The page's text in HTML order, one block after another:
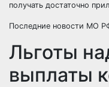
получать достаточно
Последние новости МО
Льготы
выплаты